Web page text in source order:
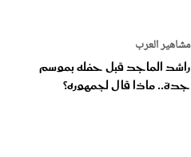
مشاهير العرب
راشد الماجد قبل حفله بموسم
جدة.. ماذا قال لجمهوره؟